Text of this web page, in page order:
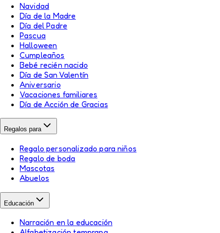
Navidad
Día de la Madre
Día del Padre
Pascua
Halloween
Cumpleaños
Bebé recién nacido
Día de San Valentín
Aniversario
Vacaciones familiares
Día de Acción de Gracias
Regalos para
Regalo personalizado para niños
Regalo de boda
Mascotas
Abuelos
Educación
Narración en la educación